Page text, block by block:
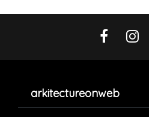
arkitectureonweb